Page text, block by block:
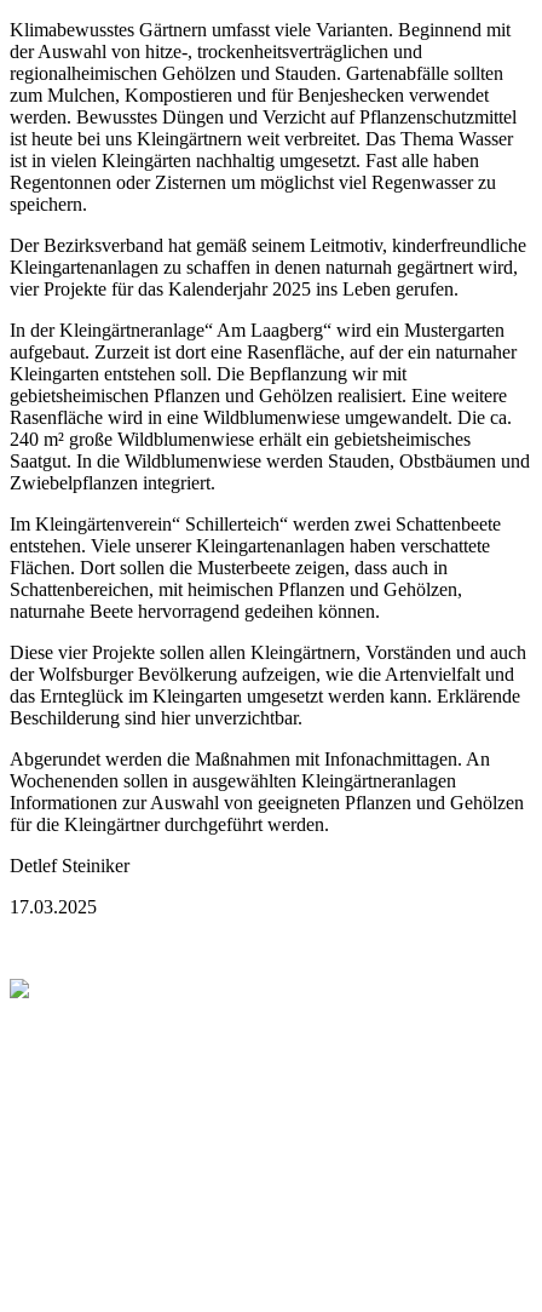
Klimabewusstes Gärtnern umfasst viele Varianten. Beginnend mit
der Auswahl von hitze-, trockenheitsverträglichen und
regionalheimischen Gehölzen und Stauden. Gartenabfälle sollten
zum Mulchen, Kompostieren und für Benjeshecken verwendet
werden. Bewusstes Düngen und Verzicht auf Pflanzenschutzmittel
ist heute bei uns Kleingärtnern weit verbreitet. Das Thema Wasser
ist in vielen Kleingärten nachhaltig umgesetzt. Fast alle haben
Regentonnen oder Zisternen um möglichst viel Regenwasser zu
speichern.
Der Bezirksverband hat gemäß seinem Leitmotiv, kinderfreundliche
Kleingartenanlagen zu schaffen in denen naturnah gegärtnert wird,
vier Projekte für das Kalenderjahr 2025 ins Leben gerufen.
In der Kleingärtneranlage“ Am Laagberg“ wird ein Mustergarten
aufgebaut. Zurzeit ist dort eine Rasenfläche, auf der ein naturnaher
Kleingarten entstehen soll. Die Bepflanzung wir mit
gebietsheimischen Pflanzen und Gehölzen realisiert. Eine weitere
Rasenfläche wird in eine Wildblumenwiese umgewandelt. Die ca.
240 m² große Wildblumenwiese erhält ein gebietsheimisches
Saatgut. In die Wildblumenwiese werden Stauden, Obstbäumen und
Zwiebelpflanzen integriert.
Im Kleingärtenverein“ Schillerteich“ werden zwei Schattenbeete
entstehen. Viele unserer Kleingartenanlagen haben verschattete
Flächen. Dort sollen die Musterbeete zeigen, dass auch in
Schattenbereichen, mit heimischen Pflanzen und Gehölzen,
naturnahe Beete hervorragend gedeihen können.
Diese vier Projekte sollen allen Kleingärtnern, Vorständen und auch
der Wolfsburger Bevölkerung aufzeigen, wie die Artenvielfalt und
das Ernteglück im Kleingarten umgesetzt werden kann. Erklärende
Beschilderung sind hier unverzichtbar.
Abgerundet werden die Maßnahmen mit Infonachmittagen. An
Wochenenden sollen in ausgewählten Kleingärtneranlagen
Informationen zur Auswahl von geeigneten Pflanzen und Gehölzen
für die Kleingärtner durchgeführt werden.
Detlef Steiniker
17.03.2025